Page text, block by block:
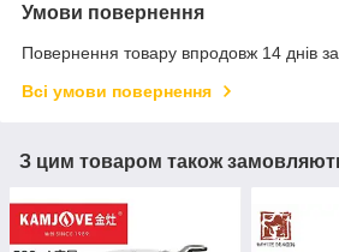
Умови повернення
Повернення товару впродовж 14 днів
Всі умови повернення
З цим товаром також